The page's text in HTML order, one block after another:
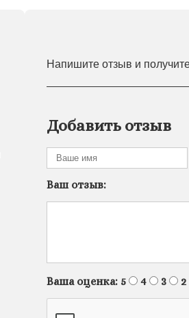
Напишите отзыв и
Добавить отзыв
Ваш отзыв:
Ваша оценка: 5 4 3 2